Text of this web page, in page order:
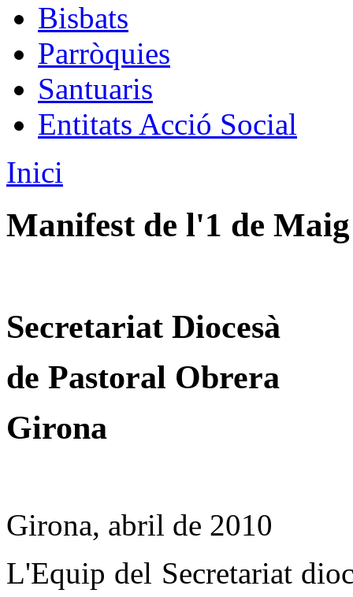
Bisbats
Parròquies
Santuaris
Entitats Acció Social
Inici
Manifest de l'1 de Maig
Secretariat Diocesà
de Pastoral Obrera
Girona
Girona, abril de 2010
L'Equip del Secretariat